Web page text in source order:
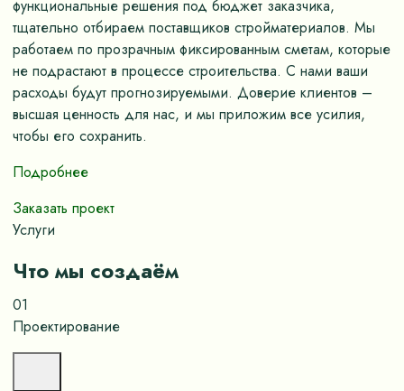
функциональные решения под бюджет заказчика,
тщательно отбираем поставщиков стройматериалов. Мы
работаем по прозрачным фиксированным сметам, которые
не подрастают в процессе строительства. С нами ваши
расходы будут прогнозируемыми. Доверие клиентов –
высшая ценность для нас, и мы приложим все усилия,
чтобы его сохранить.
Подробнее
Заказать проект
Услуги
Что мы создаём
01
Проектирование